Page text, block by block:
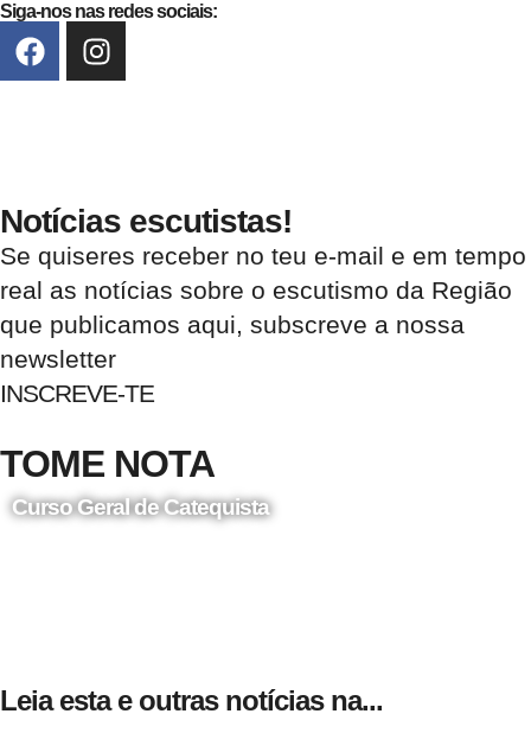
Siga-nos nas redes sociais:
Notícias escutistas!
Se quiseres receber no teu e-mail e em tempo
real as notícias sobre o escutismo da Região
que publicamos aqui, subscreve a nossa
newsletter
INSCREVE-TE
TOME NOTA
Curso Geral de Catequista
Leia esta e outras notícias na...